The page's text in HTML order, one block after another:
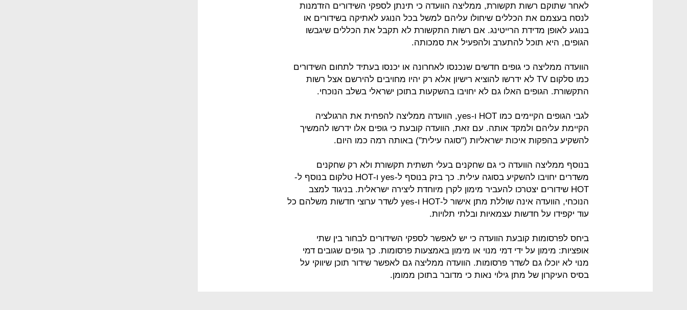
לאחר שתוקם רשות תקשורת, ממליצה הוועדה כי תינתן לספקי השידורים הזדמנות
לנסח בעצמם את הכללים שיחולו עליהם למשל בכל הנוגע לאתיקה בשידורים או
בנוגע לאופן מדידת הרייטינג. אם רשות התקשורת לא תקבל את הכללים שיגבשו
הגופים, היא תוכל להתערב ולהפעיל את סמכותה.
הוועדה ממליצה כי גופים חדשים שנכנסו לאחרונה או יכנסו בעתיד לתחום השידורים
כמו סלקום TV לא ידרשו להוציא רישיון אלא רק יהיו מחויבים להירשם אצל רשות
התקשורת. הגופים האלו גם לא יחויבו בהשקעות בתוכן ישראלי בשלב הנוכחי.
לגבי הגופים הקיימים כמו HOT ו-yes, הוועדה ממליצה להפחית את הרגולציה
הקיימת עליהם ולמקד אותה. עם זאת, הוועדה קובעת כי גופים אלו ידרשו להמשיך
להשקיע בהפקות איכות ישראליות ("סוגה עילית") באותה רמה כמו היום.
בנוסף ממליצה הוועדה כי גם שחקנים בעלי תשתית תקשורת ולא רק שחקנים
משדרים יחויבו להשקיע בסוגה עילית. כך בזק בנוסף ל-yes ו-HOT טלקום בנוסף ל-
HOT שידורים יצטרכו להעביר מימון לקרן מיוחדת ליצירה ישראלית. בניגוד למצב
הנוכחי, הוועדה אינה שוללת מתן אישור ל-HOT ו-yes לשדר ערוצי חדשות משלהם כל
עוד יקפידו על חדשות עצמאיות ובלתי תלויות.
ביחס לפרסומות קובעת הוועדה כי יש לאפשר לספקי השידורים לבחור בין שתי
אופציות: מימון על ידי דמי מנוי או מימון באמצעות פרסומות. כך גופים שגובים דמי
מנוי לא יוכלו גם לשדר פרסומות. הוועדה ממליצה גם לאפשר שידור תוכן שיווקי על
בסיס העיקרון של מתן גילוי נאות כי מדובר בתוכן ממומן.